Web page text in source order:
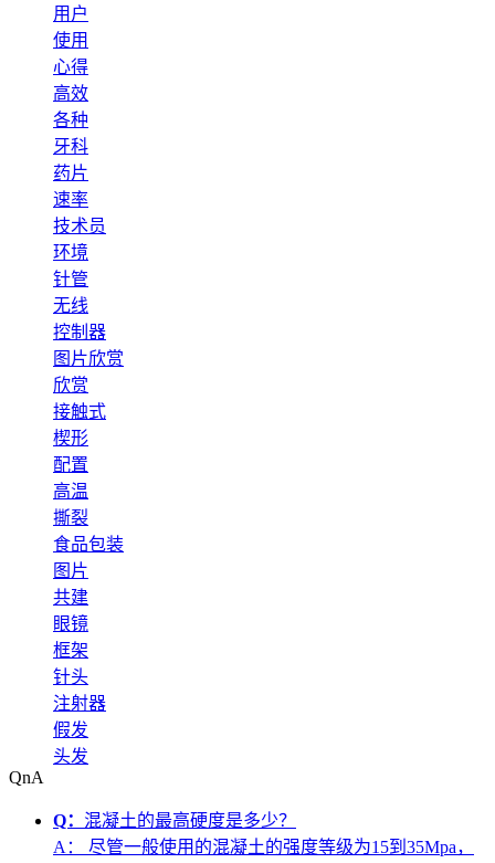
用户
使用
心得
高效
各种
牙科
药片
速率
技术员
环境
针管
无线
控制器
图片欣赏
欣赏
接触式
楔形
配置
高温
撕裂
食品包装
图片
共建
眼镜
框架
针头
注射器
假发
头发
QnA
Q： 混凝土的最高硬度是多少？
A：
尽管一般使用的混凝土的强度等级为15到35Mpa，